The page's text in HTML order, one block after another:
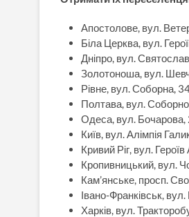
Апостолове, вул.
Біла Церква, вул.
Дніпро, вул.
Золотоноша, вул.
Рівне, вул. Соборна,
Полтава, вул.
Одеса, вул.
Київ, вул. Алімпія
Кривий Ріг, вул.
Кропивницький, вул.
Кам’янське, просп.
Івано-Франківськ,
Харків, вул.